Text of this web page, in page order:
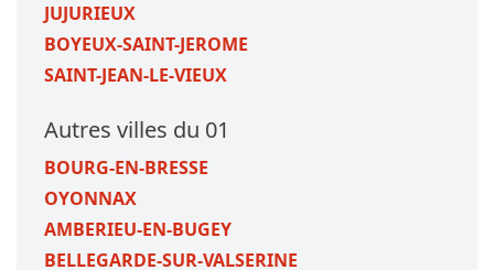
JUJURIEUX
BOYEUX-SAINT-JEROME
SAINT-JEAN-LE-VIEUX
Autres villes du 01
BOURG-EN-BRESSE
OYONNAX
AMBERIEU-EN-BUGEY
BELLEGARDE-SUR-VALSERINE